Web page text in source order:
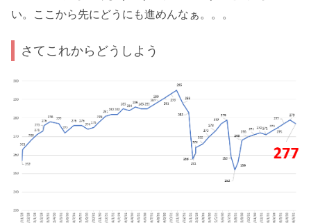
い。ここから先にどうにも進めんなぁ。。。
さてこれからどうしよう